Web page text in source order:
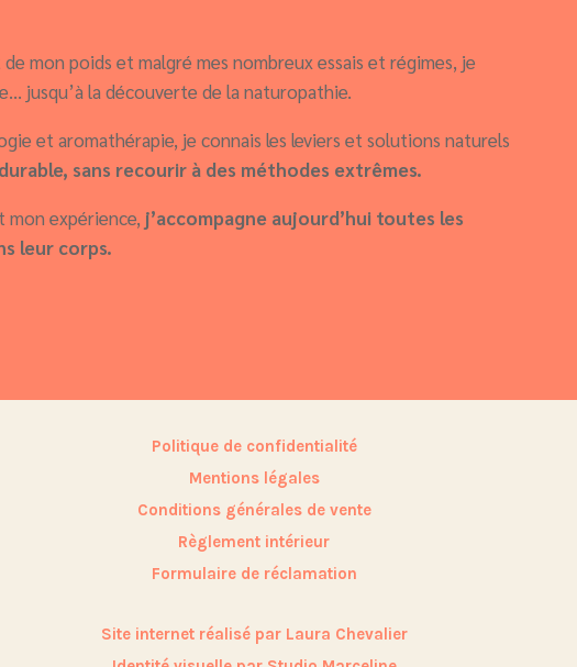
mon poids et malgré mes nombreux essais et régimes, je
jusqu’à la découverte de la naturopathie.
et aromathérapie, je connais les leviers et solutions naturels
sans recourir à des méthodes extrêmes.
mon expérience, j’accompagne aujourd’hui toutes les
leur corps.
Politique de confidentialité
Mentions légales
Conditions générales de vente
Règlement intérieur
Formulaire de réclamation
Site internet réalisé par Laura Chevalier